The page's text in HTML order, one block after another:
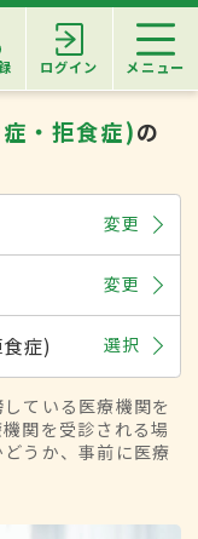
ログイン メニュー
・拒食症)の
変更
変更
症) 選択
ている医療機関を
関を受診される場
うか、事前に医療